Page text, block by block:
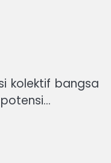
kolektif bangsa